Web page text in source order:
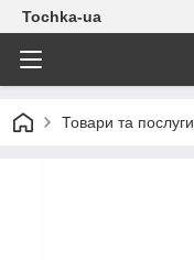
Tochka-ua
Товари та послуги